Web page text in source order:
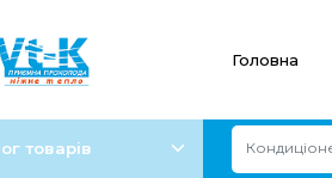
Головна
товарів